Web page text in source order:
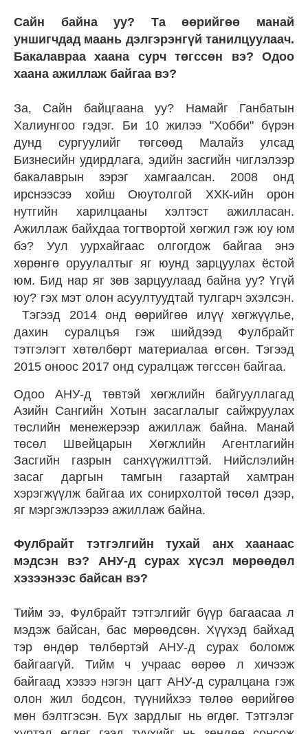
Сайн байна уу? Та өөрийгөө манай
уншигчдад маань дэлгэрэнгүй танилцуулаач.
Бакалавраа хаана сурч төгссөн вэ? Одоо
хаана ажиллаж байгаа вэ?
За, Сайн байцгаана уу? Намайг Ганбатын
Халиунгоо гэдэг. Би 10 жилээ "Хобби" бүрэн
дунд сургуулийг төгсөөд Малайз улсад
Бизнесийн удирдлага, эдийн засгийн чиглэлээр
бакалаврын зэрэг хамгаалсан. 2008 онд
ирснээсээ хойш Оюутолгой ХХК-ийн орон
нутгийн харилцааны хэлтэст ажилласан.
Ажиллаж байхдаа тогтвортой хөгжил гэж юу юм
бэ? Уул уурхайгаас олгогдож байгаа энэ
хөрөнгө оруулалтыг яг юунд зарцуулах ёстой
юм. Бид нар яг зөв зарцуулаад байна уу? Үгүй
юу? гэх мэт олон асуултуудтай тулгарч эхэлсэн.
Тэгээд 2014 онд өөрийгөө илүү хөгжүүлье,
дахин суралцъя гэж шийдээд Фулбрайт
тэтгэлэгт хөтөлбөрт материалаа өгсөн. Тэгээд
2015 оноос 2017 онд суралцаж төгссөн байгаа.
Одоо АНУ-д төвтэй хөгжлийн байгууллагад
Азийн Сангийн Хотын засаглалыг сайжруулах
төслийн менежерээр ажиллаж байна. Манай
төсөл Швейцарын Хөгжлийн Агентлагийн
Засгийн газрын санхүүжилттэй. Нийслэлийн
засаг даргын тамгын газартай хамтран
хэрэгжүүлж байгаа их сонирхолтой төсөл дээр,
яг мэргэжлээрээ ажиллаж байна.
Фулбрайт тэтгэлгийн тухай анх хаанаас
мэдсэн вэ? АНУ-д сурах хүсэл мөрөөдөл
хэзээнээс байсан вэ?
Тийм ээ, Фулбрайт тэтгэлгийг бүүр багаасаа л
мэдэж байсан, бас мөрөөдсөн. Хүүхэд байхад
тэр өндөр төлбөртэй АНУ-д сурах боломж
байгаагүй. Тийм ч учраас өөрөө л хичээж
байгаад хэзээ нэгэн цагт АНУ-д суралцана гэж
олон жил бодсон, түүнийхээ төлөө өөрийгөө
мөн бэлтгэсэн. Бүх зардлыг нь өгдөг. Тэтгэлэг